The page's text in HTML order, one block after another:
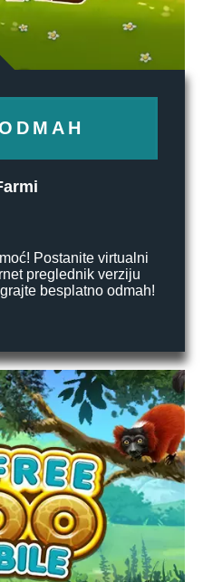
Postanite virtualni
preglednik verziju
besplatno odmah!